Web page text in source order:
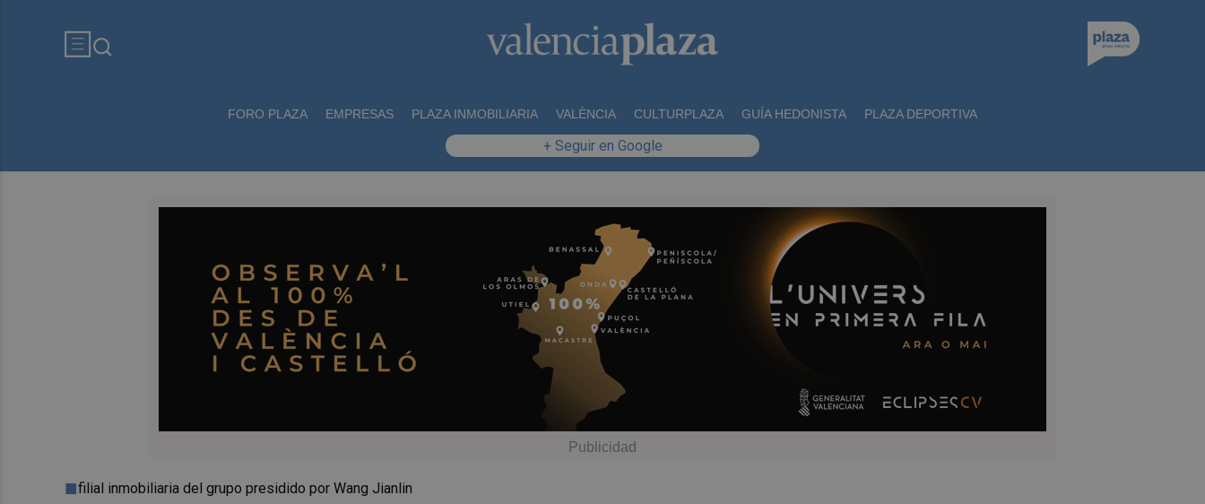
FORO PLAZA EMPRESAS PLAZA INMOBILIARIA VALÈNCIA CULTURPLAZA GUÍA HEDONISTA PLAZA DEPORTIVA
+ Seguir en Google
filial inmobiliaria del grupo presidido por Wang Jianlin